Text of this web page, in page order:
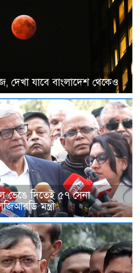
দেখা যাবে বাংলাদেশ থেকেও
ভেঙে দিতেই ৫৭ সেনা
মন্ত্রী